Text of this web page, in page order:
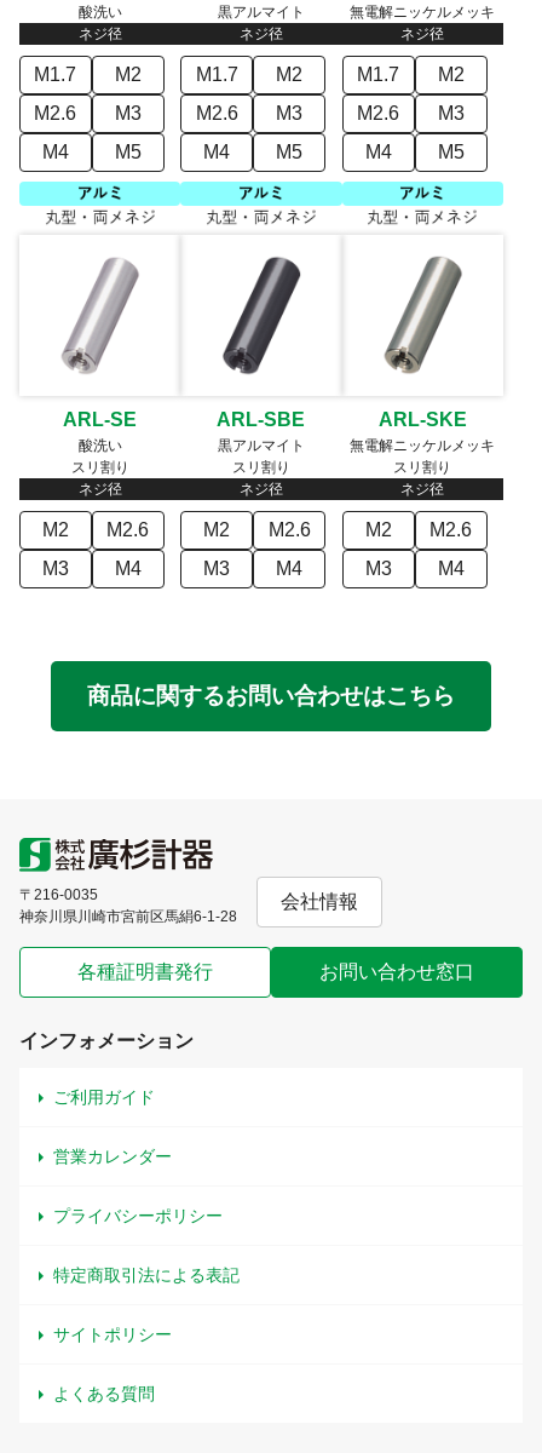
酸洗い
ネジ径
M1.7
M2
M2.6
M3
M4
M5
黒アルマイト
ネジ径
M1.7
M2
M2.6
M3
M4
M5
無電解ニッケルメッキ
ネジ径
M1.7
M2
M2.6
M3
M4
M5
ARL-SE
酸洗い
スリ割り
ネジ径
M2
M2.6
M3
M4
ARL-SBE
黒アルマイト
スリ割り
ネジ径
M2
M2.6
M3
M4
ARL-SKE
無電解ニッケルメッキ
スリ割り
ネジ径
M2
M2.6
M3
M4
商品に関するお問い合わせはこちら
〒216-0035
神奈川県川崎市宮前区馬絹6-1-28
会社情報
各種証明書発行 お問い合わせ窓口
インフォメーション
ご利用ガイド
営業カレンダー
プライバシーポリシー
特定商取引法による表記
サイトポリシー
よくある質問